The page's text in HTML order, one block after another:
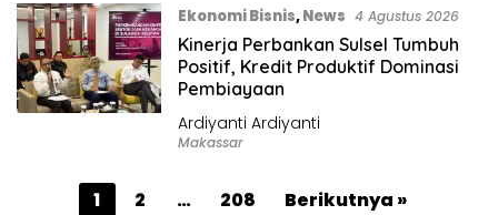
Ekonomi Bisnis,News 4 Agustus 2026
Kinerja Perbankan Sulsel Tumbuh
Positif, Kredit Produktif Dominasi
Pembiayaan
Ardiyanti Ardiyanti
Makassar
1 2 … 208 Berikutnya »